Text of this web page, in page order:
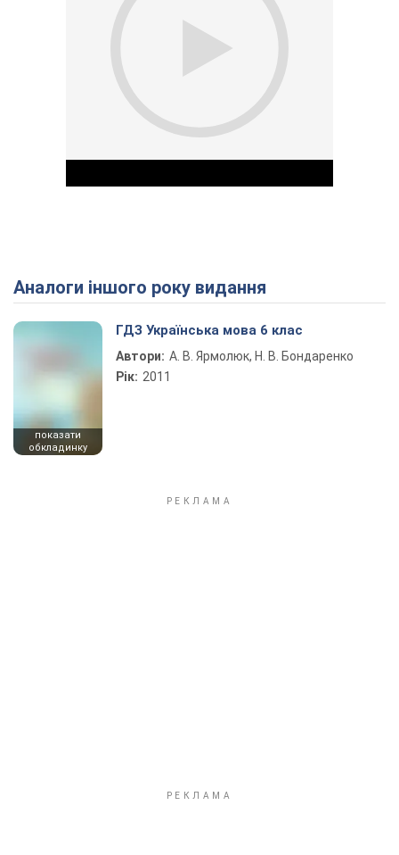
Play Video
Аналоги іншого року видання
показати
обкладинку
ГДЗ Українська мова 6 клас
Автори: А. В. Ярмолюк, Н. В. Бондаренко
Рік: 2011